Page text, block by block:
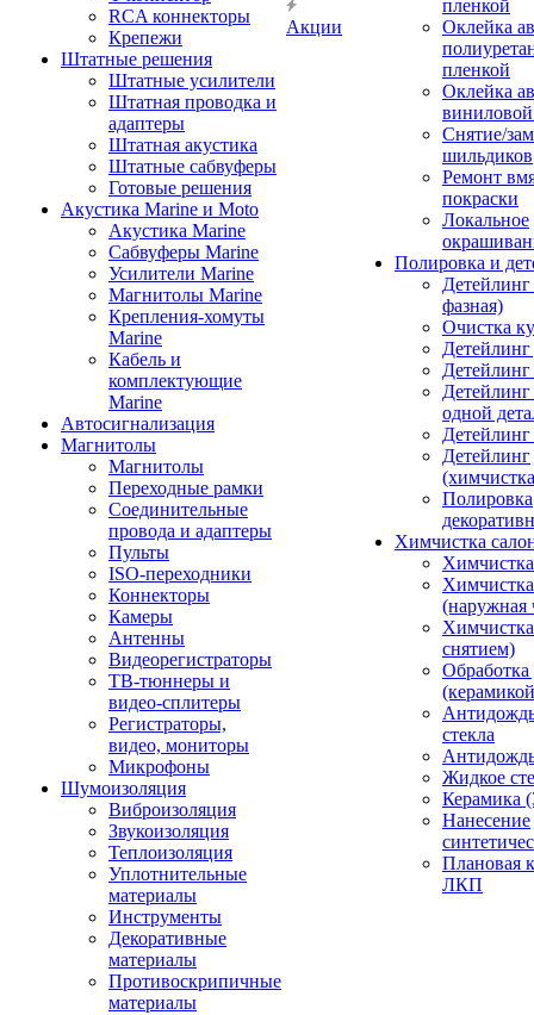
RCA коннекторы
Крепежи
Штатные решения
Штатные усилители
Штатная проводка и
адаптеры
Штатная акустика
Штатные сабвуферы
Готовые решения
Акустика Marine и Moto
Акустика Marine
Сабвуферы Marine
Усилители Marine
Магнитолы Marine
Крепления-хомуты
Marine
Кабель и
комплектующие
Marine
Автосигнализация
Магнитолы
Магнитолы
Переходные рамки
Соединительные
провода и адаптеры
Пульты
ISO-переходники
Коннекторы
Камеры
Антенны
Видеорегистраторы
ТВ-тюннеры и
видео-сплитеры
Регистраторы,
видео, мониторы
Микрофоны
Шумоизоляция
Виброизоляция
Звукоизоляция
Теплоизоляция
Уплотнительные
материалы
Инструменты
Декоративные
материалы
Противоскрипичные
материалы
Акции
пленкой
Оклейка
пленкой
Оклейка
Снятие/
шильдиков
Ремонт
покраски
Локальное
Полировка и
фазная)
Очистка
Детейлинг
одной
Детейлинг
Полировка
Химчистка
(наружная
снятием)
Обработка
стекла
Жидкое
Керамика
Нанесение
Плановая
ЛКП